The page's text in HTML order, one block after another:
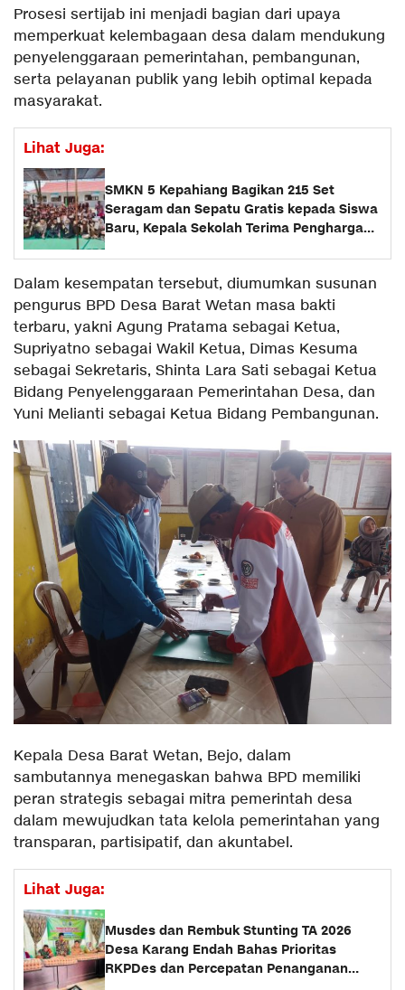
Prosesi sertijab ini menjadi bagian dari upaya
memperkuat kelembagaan desa dalam mendukung
penyelenggaraan pemerintahan, pembangunan,
serta pelayanan publik yang lebih optimal kepada
masyarakat.
Lihat Juga:
SMKN 5 Kepahiang Bagikan 215 Set
Seragam dan Sepatu Gratis kepada Siswa
Baru, Kepala Sekolah Terima Penghargaan
Dalam kesempatan tersebut, diumumkan susunan
pengurus BPD Desa Barat Wetan masa bakti
terbaru, yakni Agung Pratama sebagai Ketua,
Supriyatno sebagai Wakil Ketua, Dimas Kesuma
sebagai Sekretaris, Shinta Lara Sati sebagai Ketua
Bidang Penyelenggaraan Pemerintahan Desa, dan
Yuni Melianti sebagai Ketua Bidang Pembangunan.
Kepala Desa Barat Wetan, Bejo, dalam
sambutannya menegaskan bahwa BPD memiliki
peran strategis sebagai mitra pemerintah desa
dalam mewujudkan tata kelola pemerintahan yang
transparan, partisipatif, dan akuntabel.
Lihat Juga:
Musdes dan Rembuk Stunting TA 2026
Desa Karang Endah Bahas Prioritas
RKPDes dan Percepatan Penanganan